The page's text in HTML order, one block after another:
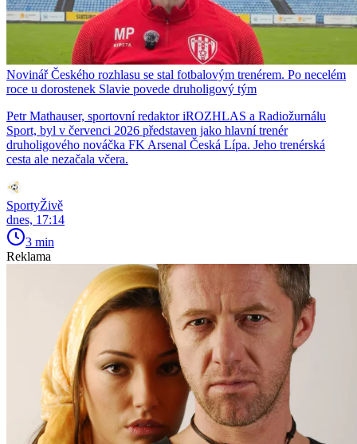
Novinář Českého rozhlasu se stal fotbalovým trenérem. Po necelém
roce u dorostenek Slavie povede druholigový tým
Petr Mathauser, sportovní redaktor iROZHLAS a Radiožurnálu
Sport, byl v červenci 2026 představen jako hlavní trenér
druholigového nováčka FK Arsenal Česká Lípa. Jeho trenérská
cesta ale nezačala včera.
SportyŽivě
dnes, 17:14
3 min
Reklama